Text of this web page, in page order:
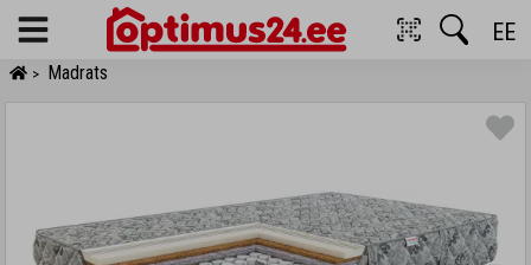
Menu EE
> Madrats